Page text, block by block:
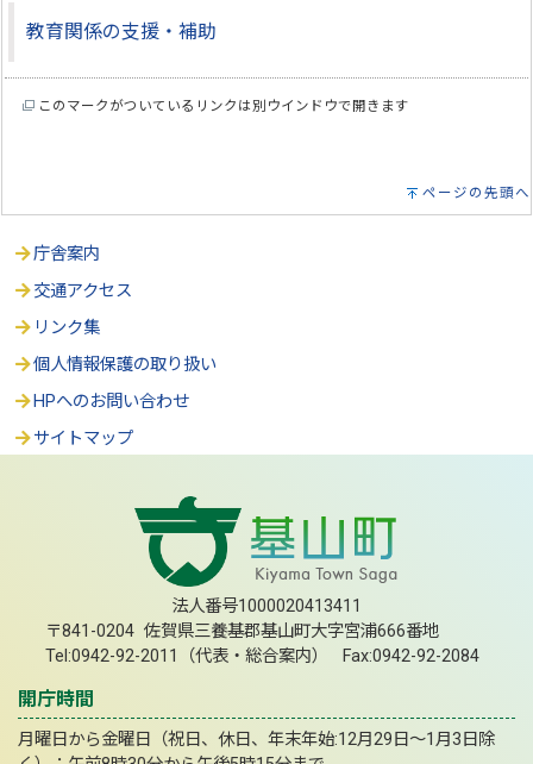
教育関係の支援・補助
このマークがついているリンクは別ウインドウで開きます
ページの先頭へ
庁舎案内
交通アクセス
リンク集
個人情報保護の取り扱い
HPへのお問い合わせ
サイトマップ
法人番号1000020413411
〒841-0204 佐賀県三養基郡基山町大字宮浦666番地
Tel:0942-92-2011（代表・総合案内） Fax:0942-92-2084
開庁時間
月曜日から金曜日（祝日、休日、年末年始:12月29日～1月3日除